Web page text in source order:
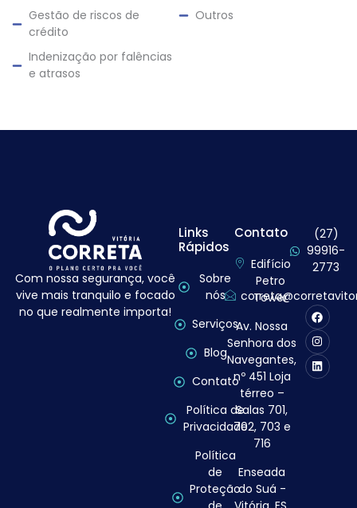
Gestão de riscos de
crédito
Indenização por falências
e atrasos
Outros
Com nossa segurança, você
vive mais tranquilo e focado
no que realmente importa!
Links
Rápidos
Sobre
nós
Serviços
Blog
Contato
Política de
Privacidade
Política
de
Proteção
Contato
Edifício
Petro
Tower
Av. Nossa
Senhora dos
Navegantes,
nº 451 Loja
térreo –
Salas 701,
702, 703 e
716
Enseada
do Suá -
(27)
99916-
2773